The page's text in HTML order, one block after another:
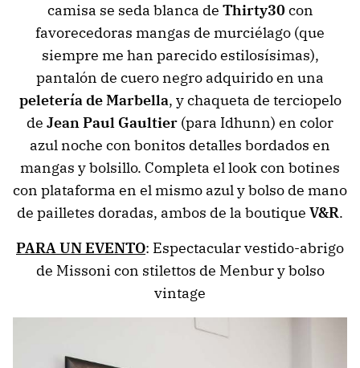
camisa se seda blanca de Thirty30 con
favorecedoras mangas de murciélago (que
siempre me han parecido estilosísimas),
pantalón de cuero negro adquirido en una
peletería de Marbella, y chaqueta de terciopelo
de Jean Paul Gaultier (para Idhunn) en color
azul noche con bonitos detalles bordados en
mangas y bolsillo. Completa el look con botines
con plataforma en el mismo azul y bolso de mano
de pailletes doradas, ambos de la boutique V&R.
PARA UN EVENTO: Espectacular vestido-abrigo
de Missoni con stilettos de Menbur y bolso
vintage